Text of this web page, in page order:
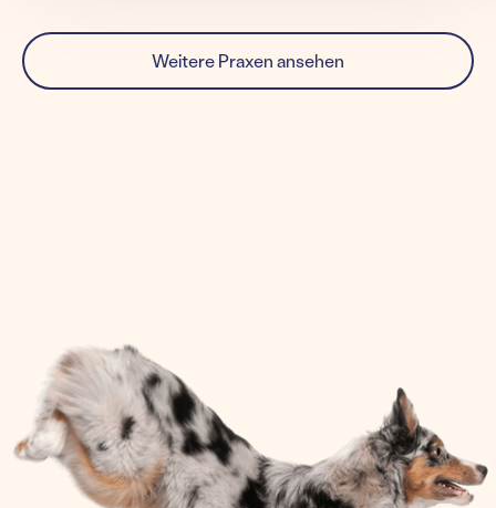
Weitere Praxen ansehen